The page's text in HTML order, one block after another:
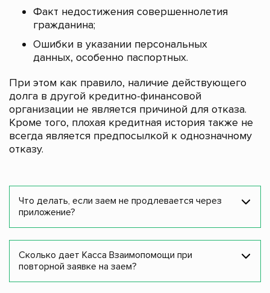
Факт недостижения совершеннолетия
гражданина;
Ошибки в указании персональных
данных, особенно паспортных.
При этом как правило, наличие действующего
долга в другой кредитно-финансовой
организации не является причиной для отказа.
Кроме того, плохая кредитная история также не
всегда является предпосылкой к однозначному
отказу.
Что делать, если заем не продлевается через
приложение?
Сколько дает Касса Взаимопомощи при
повторной заявке на заем?